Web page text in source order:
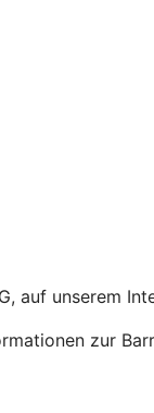
auf unserem
zur